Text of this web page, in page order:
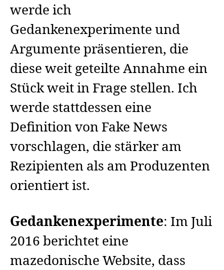
werde ich
Gedankenexperimente und
Argumente präsentieren, die
diese weit geteilte Annahme ein
Stück weit in Frage stellen. Ich
werde stattdessen eine
Definition von Fake News
vorschlagen, die stärker am
Rezipienten als am Produzenten
orientiert ist.
Gedankenexperimente: Im Juli
2016 berichtet eine
mazedonische Website, dass